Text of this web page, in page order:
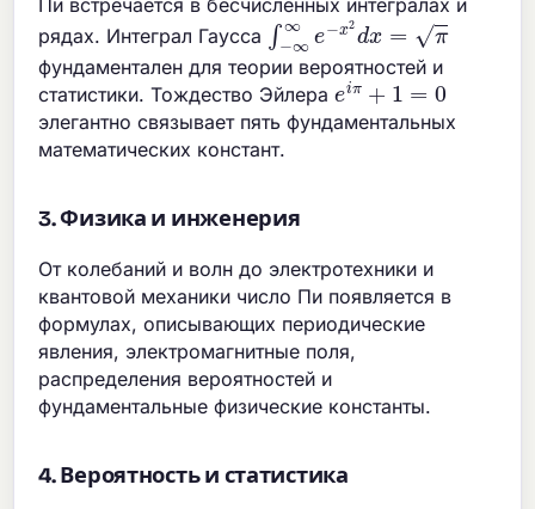
Пи встречается в бесчисленных интегралах и
рядах. Интеграл Гаусса ∫−∞∞e−x2 dx=π
фундаментален для теории вероятностей и
статистики. Тождество Эйлераeiπ+1=0
элегантно связывает пять фундаментальных
математических констант.
3. Физика и инженерия
От колебаний и волн до электротехники и
квантовой механики число Пи появляется в
формулах, описывающих периодические
явления, электромагнитные поля,
распределения вероятностей и
фундаментальные физические константы.
4. Вероятность и статистика